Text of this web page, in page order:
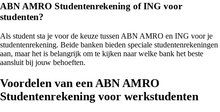
ABN AMRO Studentenrekening of ING voor
studenten?
Als student sta je voor de keuze tussen ABN AMRO en ING voor je
studentenrekening. Beide banken bieden speciale studentenrekeningen
aan, maar het is belangrijk om te kijken naar welke bank het beste
aansluit bij jouw behoeften.
Voordelen van een ABN AMRO
Studentenrekening voor werkstudenten